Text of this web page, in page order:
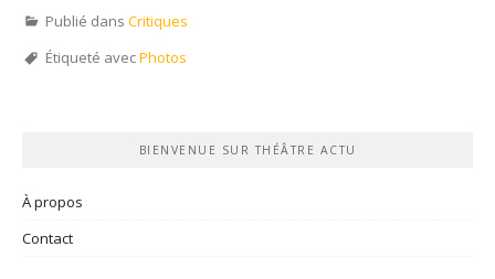
Publié dans Critiques
Étiqueté avecPhotos
BIENVENUE SUR THÉÂTRE ACTU
À propos
Contact